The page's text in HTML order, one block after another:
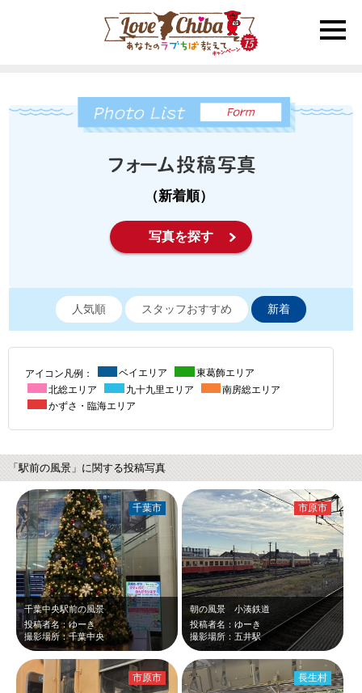
toggle
（新着順）
写真を探す
人気順 スタッフおすすめ 新着
アイコン凡例： ベイエリア
東葛飾エリア
北総エリア
九十九里エリア
南房総エリア
かずさ・臨海エリア
「駅前の風景」に関する投稿写真
千葉中央駅前の風景
投稿者名：ゆーき
撮影場所：千葉中央
千葉市
朝の風景 小湊鉄道
投稿者名：ゆーき
撮影場所：五井駅
市原市
市原市 長生村